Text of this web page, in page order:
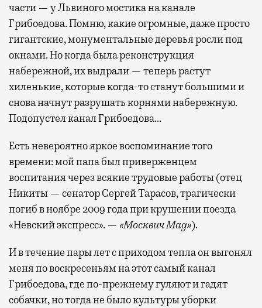
Бизнес-зал становится местом, где можно
провести переговоры, поработать или просто
выпить кофе, наблюдая сквозь панорамные
окна за тем, как взлетают и садятся
самолеты. В Москве нет недостатка
в лаунжах. В аэропортах их обычно
несколько — в разных зонах воздушных
гаваней. На некоторых вокзалах — тоже.
Лаунжи доступны на Ленинградском,
Павелецком, Казанском, Ярославском
и Курском вокзалах.
Попасть в бизнес-залы
могут держатели карт Mir Supreme. Причем
не только в столице. Всего доступно более
1000 бизнес-залов по всему миру.
части — у Львиного мостика на канале
Грибоедова. Помню, какие огромные, даже просто
гигантские, монументальные деревья росли под
окнами. Но когда была реконструкция
набережной, их выдрали — теперь растут
хиленькие, которые когда-то станут большими и
снова начнут разрушать корнями набережную.
Подопустел канал Грибоедова…
Есть невероятно яркое воспоминание того
времени: мой папа был приверженцем
воспитания через всякие трудовые работы (отец
Никиты — сенатор Сергей Тарасов, трагически
погиб в ноябре 2009 года при крушении поезда
«Невский экспресс». — «Москвич Mag»).
И в течение пары лет с приходом тепла он выгонял
меня по воскресеньям на этот самый канал
Грибоедова, где по-прежнему гуляют и гадят
собачки, но тогда не было культуры уборки